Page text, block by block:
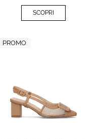
SCOPRI
PROMO